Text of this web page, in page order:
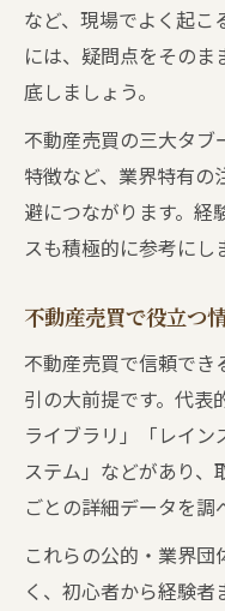
など、現場でよく起こ
には、疑問点をその
底しましょう。
不動産売買の三大タブ
特徴など、業界特有の
避につながります。経
スも積極的に参考にし
不動産売買で役立つ
不動産売買で信頼でき
引の大前提です。代表
ライブラリ」「レイ
ステム」などがあり
ごとの詳細データを調
これらの公的・業界
く、初心者から経験